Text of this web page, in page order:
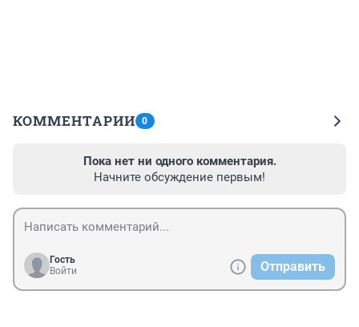
КОММЕНТАРИИ 0
Пока нет ни одного комментария.
Начните обсуждение первым!
Гость
Войти
Отправить